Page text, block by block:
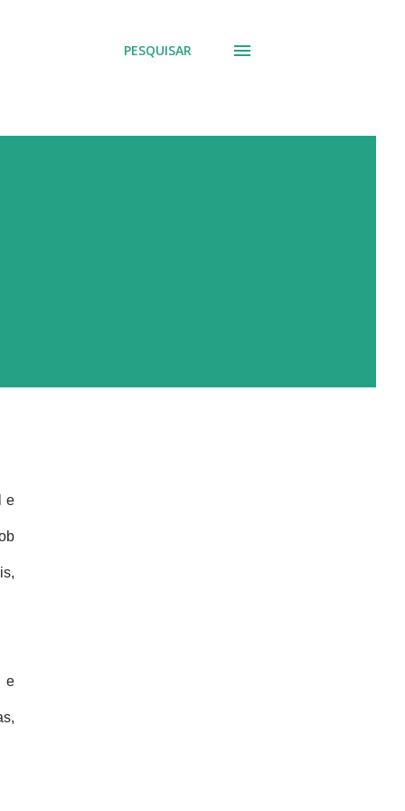
PESQUISAR
e
e